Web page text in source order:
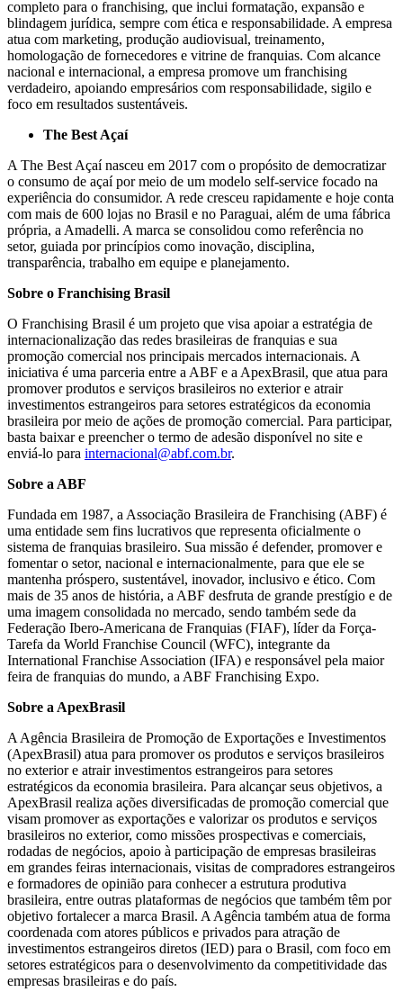
completo para o franchising, que inclui formatação, expansão e
blindagem jurídica, sempre com ética e responsabilidade. A empresa
atua com marketing, produção audiovisual, treinamento,
homologação de fornecedores e vitrine de franquias. Com alcance
nacional e internacional, a empresa promove um franchising
verdadeiro, apoiando empresários com responsabilidade, sigilo e
foco em resultados sustentáveis.
The Best Açaí
A The Best Açaí nasceu em 2017 com o propósito de democratizar
o consumo de açaí por meio de um modelo self-service focado na
experiência do consumidor. A rede cresceu rapidamente e hoje conta
com mais de 600 lojas no Brasil e no Paraguai, além de uma fábrica
própria, a Amadelli. A marca se consolidou como referência no
setor, guiada por princípios como inovação, disciplina,
transparência, trabalho em equipe e planejamento.
Sobre o Franchising Brasil
O Franchising Brasil é um projeto que visa apoiar a estratégia de
internacionalização das redes brasileiras de franquias e sua
promoção comercial nos principais mercados internacionais. A
iniciativa é uma parceria entre a ABF e a ApexBrasil, que atua para
promover produtos e serviços brasileiros no exterior e atrair
investimentos estrangeiros para setores estratégicos da economia
brasileira por meio de ações de promoção comercial. Para participar,
basta baixar e preencher o termo de adesão disponível no site e
enviá-lo para internacional@abf.com.br.
Sobre a ABF
Fundada em 1987, a Associação Brasileira de Franchising (ABF) é
uma entidade sem fins lucrativos que representa oficialmente o
sistema de franquias brasileiro. Sua missão é defender, promover e
fomentar o setor, nacional e internacionalmente, para que ele se
mantenha próspero, sustentável, inovador, inclusivo e ético. Com
mais de 35 anos de história, a ABF desfruta de grande prestígio e de
uma imagem consolidada no mercado, sendo também sede da
Federação Ibero-Americana de Franquias (FIAF), líder da Força-
Tarefa da World Franchise Council (WFC), integrante da
International Franchise Association (IFA) e responsável pela maior
feira de franquias do mundo, a ABF Franchising Expo.
Sobre a ApexBrasil
A Agência Brasileira de Promoção de Exportações e Investimentos
(ApexBrasil) atua para promover os produtos e serviços brasileiros
no exterior e atrair investimentos estrangeiros para setores
estratégicos da economia brasileira. Para alcançar seus objetivos, a
ApexBrasil realiza ações diversificadas de promoção comercial que
visam promover as exportações e valorizar os produtos e serviços
brasileiros no exterior, como missões prospectivas e comerciais,
rodadas de negócios, apoio à participação de empresas brasileiras
em grandes feiras internacionais, visitas de compradores estrangeiros
e formadores de opinião para conhecer a estrutura produtiva
brasileira, entre outras plataformas de negócios que também têm por
objetivo fortalecer a marca Brasil. A Agência também atua de forma
coordenada com atores públicos e privados para atração de
investimentos estrangeiros diretos (IED) para o Brasil, com foco em
setores estratégicos para o desenvolvimento da competitividade das
empresas brasileiras e do país.